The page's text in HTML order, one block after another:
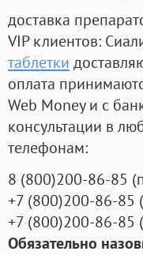
доставка
VIP клиентов:
таблетки
оплата
Web Money и с
консультации в
телефонам:
8 (800)200-86-85 (
+7 (800)200-86-85 (
+7 (800)200-86-85 (
Обязательно